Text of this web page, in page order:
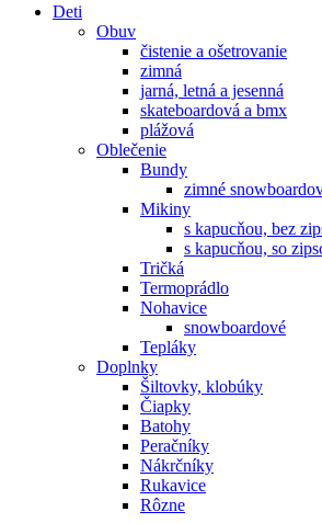
Deti
Obuv
čistenie a ošetrovanie
zimná
jarná, letná a jesenná
skateboardová a bmx
plážová
Oblečenie
Bundy
zimné
Mikiny
s kapucňou, bez
s kapucňou, so
Tričká
Termoprádlo
Nohavice
snowboardové
Tepláky
Doplnky
Šiltovky, klobúky
Čiapky
Batohy
Peračníky
Nákrčníky
Rukavice
Rôzne